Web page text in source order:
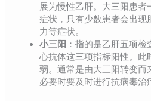
展为慢性乙肝。大三阳患
症状，只有少数患者会出现
力等症状。
小三阳 ：指的是乙肝五项
心抗体这三项指标阳性。此
弱。通常是由大三阳转变而
必要时要及时进行抗病毒治